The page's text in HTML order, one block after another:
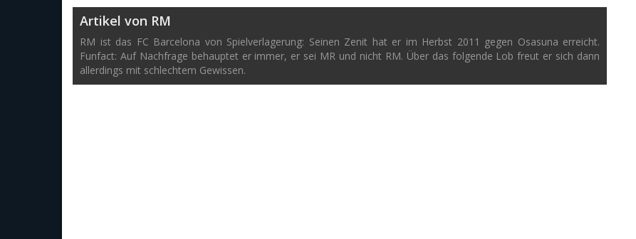
Artikel von RM
RM ist das FC Barcelona von Spielverlagerung: Seinen Zenit hat er im Herbst 2011 gegen Osasuna erreicht.
Funfact: Auf Nachfrage behauptet er immer, er sei MR und nicht RM. Über das folgende Lob freut er sich dann
allerdings mit schlechtem Gewissen.